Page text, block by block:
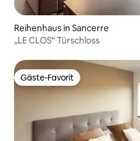
Reihenhaus in Sancerre
„LE CLOS“ Türschloss
Gäste-Favorit
Gäste-Favorit